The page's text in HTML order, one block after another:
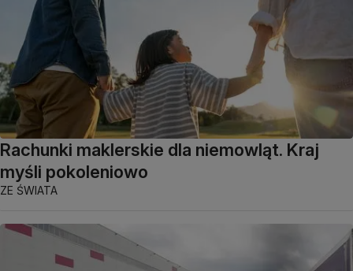
Rachunki maklerskie dla niemowląt. Kraj
myśli pokoleniowo
ZE ŚWIATA